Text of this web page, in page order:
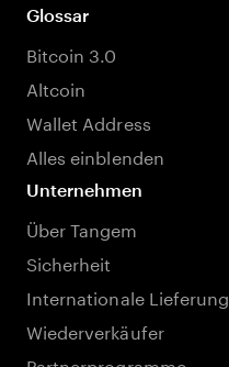
Glossar
Bitcoin 3.0
Altcoin
Wallet Address
Alles einblenden
Unternehmen
Über Tangem
Sicherheit
Internationale Lieferung
Wiederverkäufer